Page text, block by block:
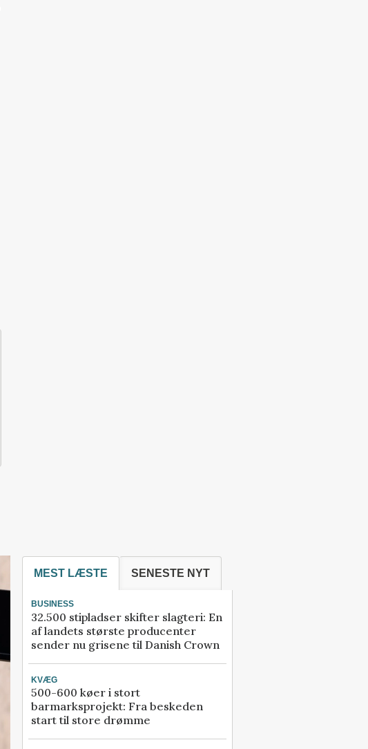
MEST LÆSTE SENESTE NYT
BUSINESS
32.500 stipladser skifter slagteri: En
af landets største producenter
sender nu grisene til Danish Crown
KVÆG
500-600 køer i stort
barmarksprojekt: Fra beskeden
start til store drømme